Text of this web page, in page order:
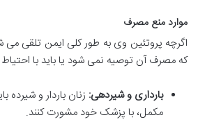
موارد منع مصرف
اگرچه پروتئین وی به طور کلی ایمن تلقی می
که مصرف آن توصیه نمی شود یا باید با
بارداری و شیردهی: زنان باردار و شیرده
مکمل، با پزشک خود مشورت کنند.